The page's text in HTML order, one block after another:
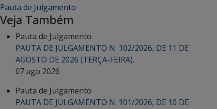
Pauta de Julgamento
Veja Também
Pauta de Julgamento
PAUTA DE JULGAMENTO N. 102/2026, DE 11 DE
AGOSTO DE 2026 (TERÇA-FEIRA).
07 ago 2026
Pauta de Julgamento
PAUTA DE JULGAMENTO N. 101/2026, DE 10 DE